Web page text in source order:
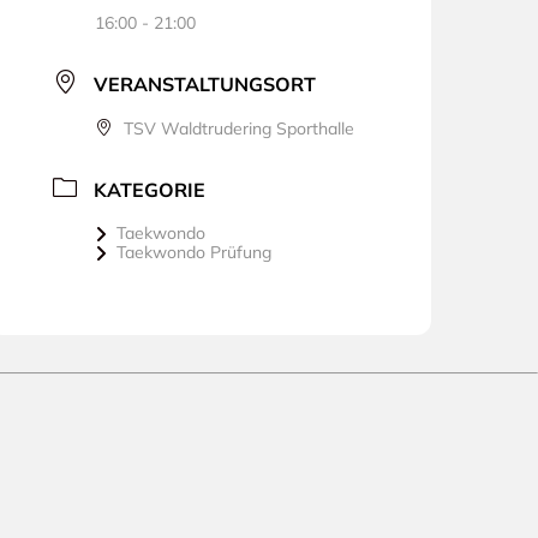
16:00 - 21:00
VERANSTALTUNGSORT
TSV Waldtrudering Sporthalle
KATEGORIE
Taekwondo
Taekwondo Prüfung